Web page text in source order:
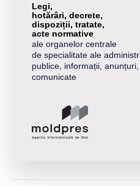
Legi,
hotărâri, decrete,
dispoziții, tratate,
acte normative
ale organelor centrale
de specialitate ale
publice, informații, anunțuri,
comunicate